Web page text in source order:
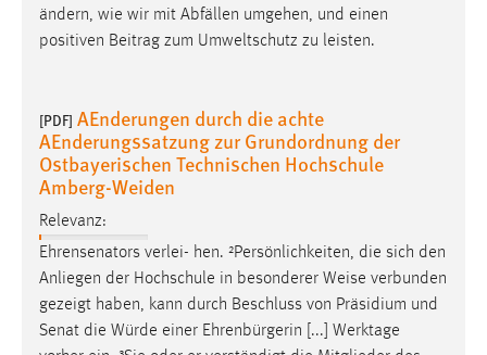
ändern, wie wir mit Abfällen umgehen, und einen
positiven Beitrag zum Umweltschutz zu leisten.
[PDF] AEnderungen durch die achte
AEnderungssatzung zur Grundordnung der
Ostbayerischen Technischen Hochschule
Amberg-Weiden
Relevanz:
Ehrensenators verlei- hen. ²Persönlichkeiten, die sich den
Anliegen der Hochschule in besonderer Weise verbunden
gezeigt haben, kann durch Beschluss von Präsidium und
Senat die Würde einer Ehrenbürgerin [...] Werktage